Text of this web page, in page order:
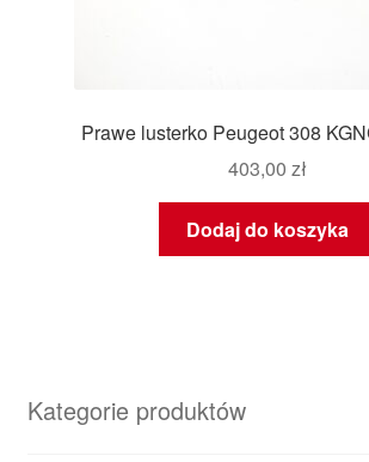
Prawe lusterko Peugeot 308
403,00 zł
Dodaj do koszyka
Kategorie produktów